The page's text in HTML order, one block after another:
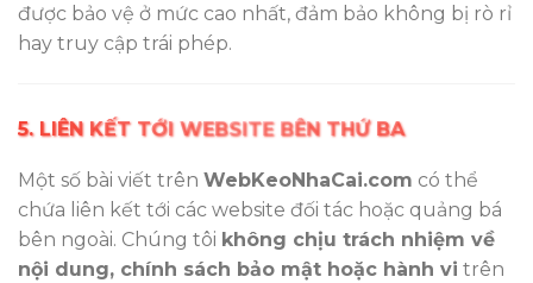
được bảo vệ ở mức cao nhất, đảm bảo không bị rò rỉ
hay truy cập trái phép.
5. LIÊN KẾT TỚI WEBSITE BÊN THỨ BA
Một số bài viết trên WebKeoNhaCai.com có thể
chứa liên kết tới các website đối tác hoặc quảng bá
bên ngoài. Chúng tôi không chịu trách nhiệm về
nội dung, chính sách bảo mật hoặc hành vi trên